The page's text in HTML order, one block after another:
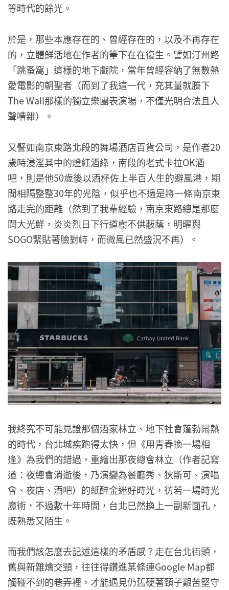
等時代的餘光。
於是，那些本應存在的、曾經存在的，以及不再存在
的，立體鮮活地在作者的筆下在在復生。譬如汀州路
「跳蚤窩」這樣的地下戲院，當年曾經容納了無數熱
愛電影的朝聖者（而到了我這一代，充其量就賸下
The Wall那樣的獨立樂團表演場，不僅光明合法且人
聲嘈雜）。
又譬如南京東路北段的舞場酒店百貨公司，是作者20
歲時浸淫其中的燈紅酒綠，南段的老式卡拉OK酒
吧，則是他50歲後以酒杯佐上半百人生的避風港，期
間相隔整整30年的光陰，似乎也不過是將一條南京東
路走完的距離（然到了我輩經驗，南京東路總是那麼
闊大光鮮，炎炎烈日下行道樹不供蔽蔭，明曜與
SOGO緊貼著臉對峙，而微風已然盛況不再）。
我終究不可能見證那個酒家林立、地下社會蓬勃鬧熱
的時代，台北城疾跑得太快，但《用青春換一場相
逢》為我們的錯過，重繪出那夜總會林立（作者記寫
道：夜總會消逝後，乃演變為餐廳秀、狄斯可、演唱
會、夜店、酒吧）的紙醉金迷好時光，彷若一場時光
魔術，不過數十年時間，台北已然換上一副新面孔，
既熟悉又陌生。
而我們該怎麼去記述這樣的矛盾感？走在台北街頭，
舊與新雜燴交頸，往往得鑽進某條連Google Map都
觸碰不到的巷弄裡，才能遇見仍舊硬著頸子艱苦堅守